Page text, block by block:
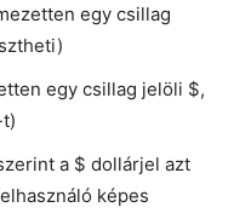
egy csillag
egy csillag jelöli $,
a $ dollárjel azt
képes